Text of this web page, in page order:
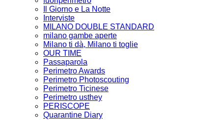
Il Giorno e La Notte
Interviste
MILANO DOUBLE STANDARD
milano gambe aperte
Milano ti dà, Milano ti toglie
OUR TIME
Passaparola
Perimetro Awards
Perimetro Photoscouting
Perimetro Ticinese
Perimetro usthey
PERISCOPE
Quarantine Diary